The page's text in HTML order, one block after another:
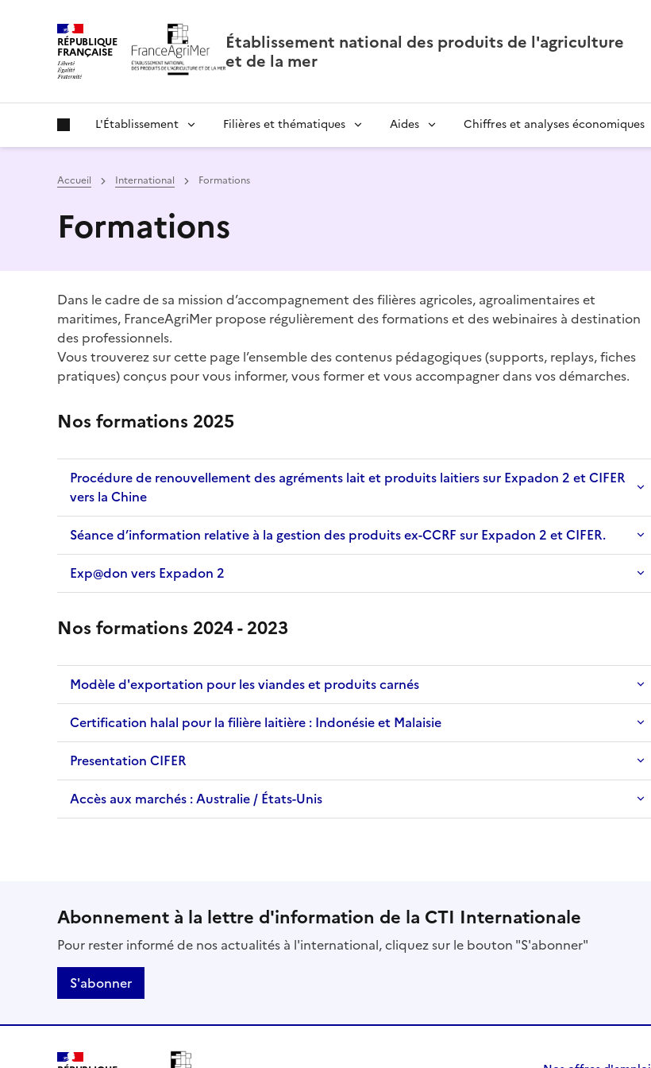
RÉPUBLIQUE
FRANÇAISE
Établissement national des produits de l'agriculture
et de la mer
L'Établissement Filières et thématiques Aides Chiffres et analyses économiques
Accueil International Formations
Formations
Dans le cadre de sa mission d’accompagnement des filières agricoles, agroalimentaires et
maritimes, FranceAgriMer propose régulièrement des formations et des webinaires à destination
des professionnels.
Vous trouverez sur cette page l’ensemble des contenus pédagogiques (supports, replays, fiches
pratiques) conçus pour vous informer, vous former et vous accompagner dans vos démarches.
Nos formations 2025
Procédure de renouvellement des agréments lait et produits laitiers sur Expadon 2 et CIFER
vers la Chine
Séance d’information relative à la gestion des produits ex-CCRF sur Expadon 2 et CIFER.
Exp@don vers Expadon 2
Nos formations 2024 - 2023
Modèle d'exportation pour les viandes et produits carnés
Certification halal pour la filière laitière : Indonésie et Malaisie
Presentation CIFER
Accès aux marchés : Australie / États-Unis
Abonnement à la lettre d'information de la CTI Internationale
Pour rester informé de nos actualités à l'international, cliquez sur le bouton "S'abonner"
S'abonner